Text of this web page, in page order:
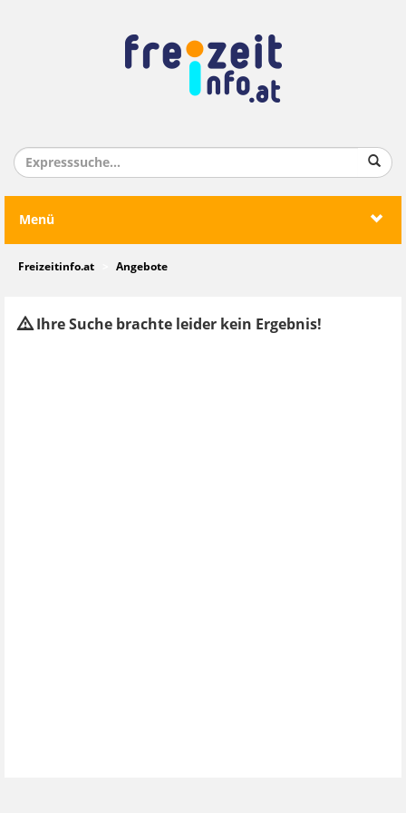
Menü
Freizeitinfo.at Angebote
Ihre Suche brachte leider kein Ergebnis!